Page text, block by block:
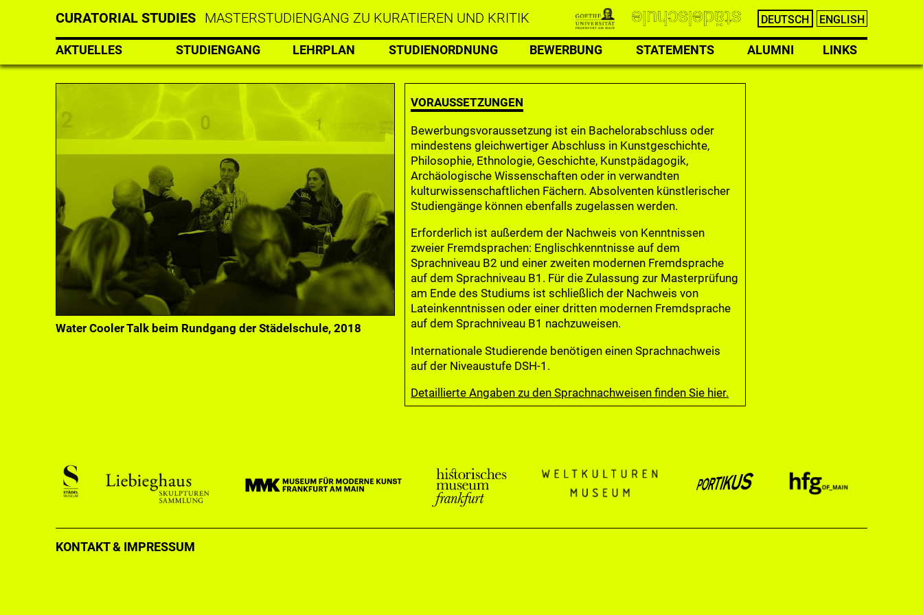
CURATORIAL STUDIES MASTERSTUDIENGANG ZU KURATIEREN UND KRITIK DEUTSCH ENGLISH
AKTUELLES STUDIENGANG LEHRPLAN STUDIENORDNUNG BEWERBUNG STATEMENTS ALUMNI LINKS
Water Cooler Talk beim Rundgang der Städelschule, 2018
VORAUSSETZUNGEN
Bewerbungsvoraussetzung ist ein Bachelorabschluss oder
mindestens gleichwertiger Abschluss in Kunstgeschichte,
Philosophie, Ethnologie, Geschichte, Kunstpädagogik,
Archäologische Wissenschaften oder in verwandten
kulturwissenschaftlichen Fächern. Absolventen künstlerischer
Studiengänge können ebenfalls zugelassen werden.
Erforderlich ist außerdem der Nachweis von Kenntnissen
zweier Fremdsprachen: Englischkenntnisse auf dem
Sprachniveau B2 und einer zweiten modernen Fremdsprache
auf dem Sprachniveau B1. Für die Zulassung zur Masterprüfung
am Ende des Studiums ist schließlich der Nachweis von
Lateinkenntnissen oder einer dritten modernen Fremdsprache
auf dem Sprachniveau B1 nachzuweisen.
Internationale Studierende benötigen einen Sprachnachweis
auf der Niveaustufe DSH-1.
Detaillierte Angaben zu den Sprachnachweisen finden Sie hier.
KONTAKT & IMPRESSUM